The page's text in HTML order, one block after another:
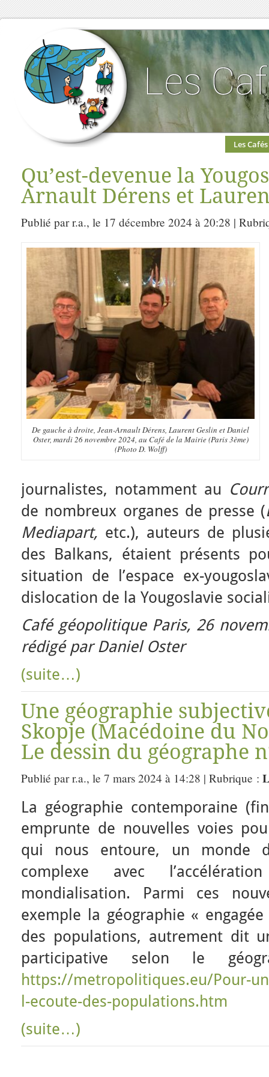
Les Cafés
Qu’est-devenue la
Arnault Dérens et
Publié par r.a., le 17 décembre 2024 à 20:28 |
De gauche à droite, Jean-Arnault Dérens, Laurent Geslin et Daniel
Oster, mardi 26 novembre 2024, au Café de la Mairie (Paris 3ème)
(Photo D. Wolff)
journalistes, notamment au
de nombreux organes de presse (
Mediapart, etc.), auteurs de
des Balkans, étaient présents
situation de l’espace ex-
dislocation de la Yougoslavie
Café géopolitique Paris, 26
rédigé par Daniel Oster
(suite…)
Une géographie
Skopje (Macédoine du
Le dessin du géographe
Publié par r.a., le 7 mars 2024 à 14:28 | Rubrique :
La géographie contemporaine
emprunte de nouvelles voies
qui nous entoure, un monde
complexe avec
mondialisation. Parmi ces
exemple la géographie «
des populations, autrement dit
participative selon le
https://metropolitiques.eu/Pour-
l-ecoute-des-populations.htm
(suite…)